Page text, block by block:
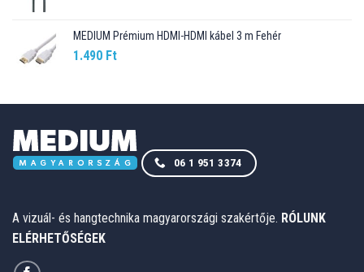
MEDIUM Prémium HDMI-HDMI kábel 3 m Fehér
1.490 Ft
06 1 951 3374
A vizuál- és hangtechnika magyarországi szakértője. RÓLUNK
ELÉRHETŐSÉGEK